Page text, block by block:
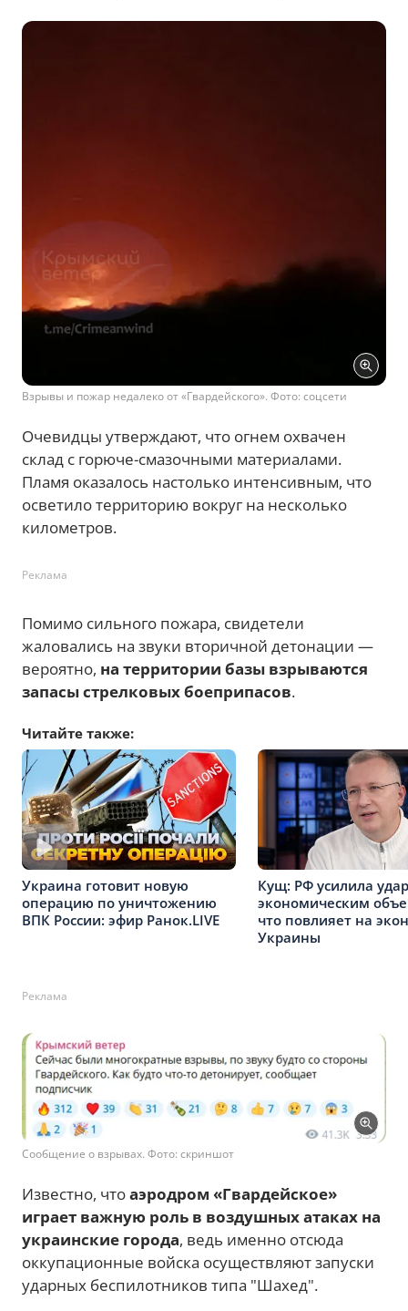
Взрывы и пожар недалеко от «Гвардейского». Фото: соцсети
Очевидцы утверждают, что огнем охвачен
склад с горюче-смазочными материалами.
Пламя оказалось настолько интенсивным, что
осветило территорию вокруг на несколько
километров.
Реклама
Помимо сильного пожара, свидетели
жаловались на звуки вторичной детонации —
вероятно, на территории базы взрываются
запасы стрелковых боеприпасов.
Читайте также:
Украина готовит новую
операцию по уничтожению
ВПК России: эфир Ранок.LIVE
Кущ: РФ усилила
экономическим
что повлияет на
Украины
Реклама
Сообщение о взрывах. Фото: скриншот
Известно, чтоаэродром «Гвардейское»
играет важную роль в воздушных атаках на
украинские города, ведь именно отсюда
оккупационные войска осуществляют запуски
ударных беспилотников типа "Шахед".